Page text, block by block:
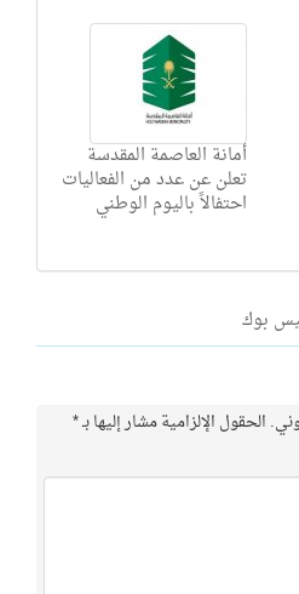
أمانة العاصمة المقدسة
تعلن عن عدد من الفعاليات
احتفالاً باليوم الوطني
بوك
الحقول الإلزامية مشار إليها بـ*